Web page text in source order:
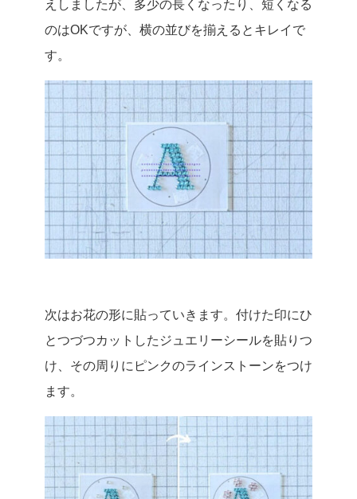
えしましたが、多少の長くなったり、短くなる
のはOKですが、横の並びを揃えるとキレイで
す。
次はお花の形に貼っていきます。付けた印にひ
とつづつカットしたジュエリーシールを貼りつ
け、その周りにピンクのラインストーンをつけ
ます。